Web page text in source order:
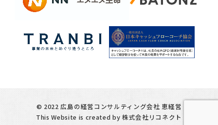
© 2022 広島の経営コンサルティング会社 恵経営
This Website is created by株式会社リコネクト